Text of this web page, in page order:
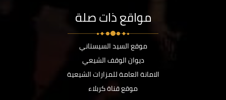
مواقع ذات صلة
موقع السيد السيستاني
ديوان الوقف الشيعي
الامانة العامة للمزارات الشيعية
موقع قناة كربلاء